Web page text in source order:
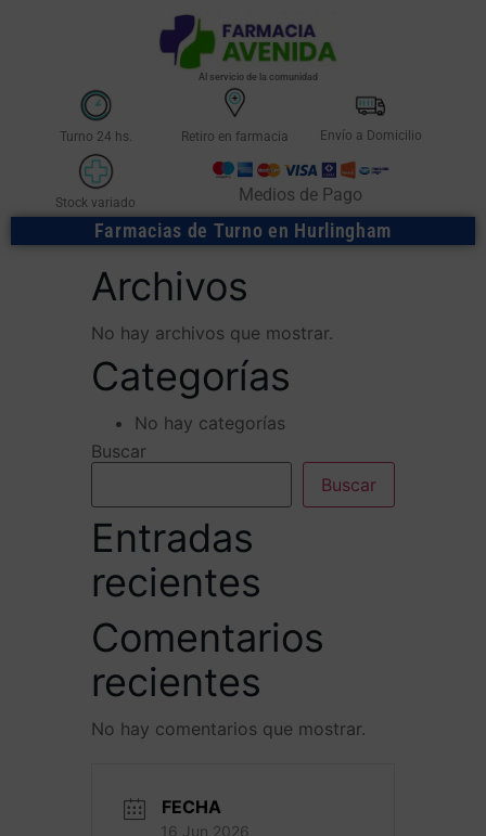
Al servicio de la comunidad
Turno 24 hs. Retiro en farmacia Envío a Domicilio
Stock variado Medios de Pago
Farmacias de Turno en Hurlingham
Archivos
No hay archivos que mostrar.
Categorías
No hay categorías
Buscar
Buscar
Entradas
recientes
Comentarios
recientes
No hay comentarios que mostrar.
FECHA
16 Jun 2026